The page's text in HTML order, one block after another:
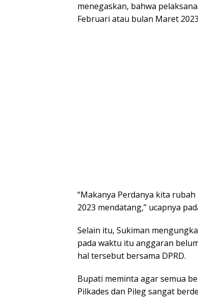
menegaskan, bahwa
Februari atau bulan Maret
“Makanya Perdanya kita
2023 mendatang,” ucapnya
Selain itu, Sukiman
pada waktu itu anggaran
hal tersebut bersama DPRD.
Bupati meminta agar semua
Pilkades dan Pileg sangat